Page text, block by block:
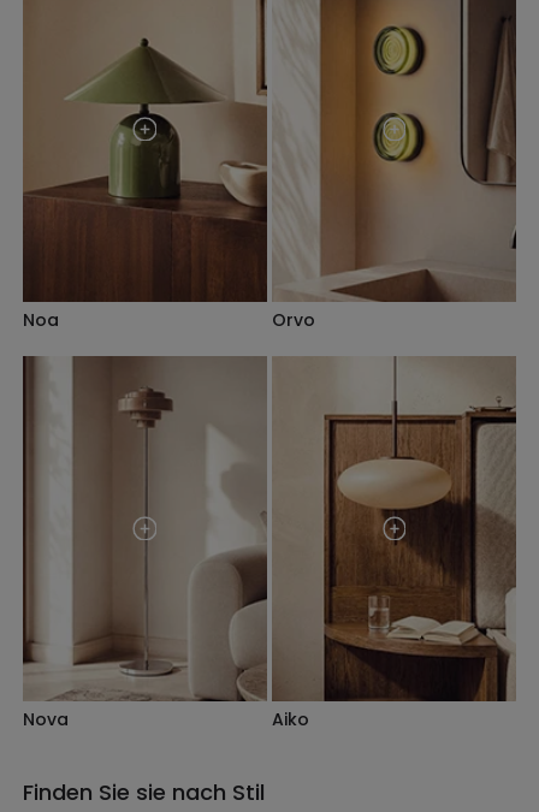
Noa Orvo
Nova Aiko
Finden Sie sie nach Stil